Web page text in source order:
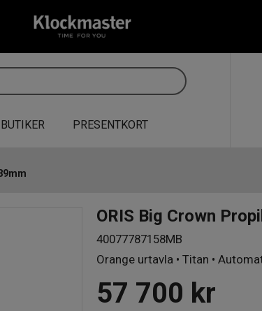
BUTIKER PRESENTKORT
ORIS Big Crown
40077787158MB
Orange urtavla • Titan •
57 700 kr